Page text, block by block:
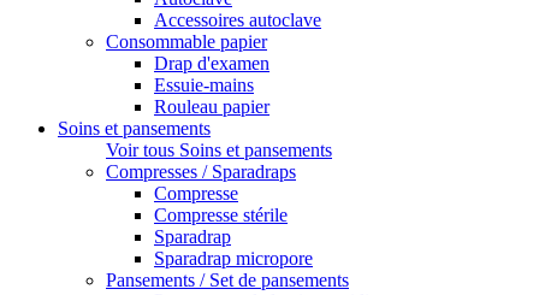
Accessoires autoclave
Consommable papier
Drap d'examen
Essuie-mains
Rouleau papier
Soins et pansements
Voir tous Soins et pansements
Compresses / Sparadraps
Compresse
Compresse stérile
Sparadrap
Sparadrap micropore
Pansements / Set de pansements